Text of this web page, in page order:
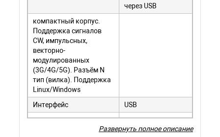
через USB
компактный корпус.
Поддержка сигналов
CW, импульсных,
векторно-
модулированных
(3G/4G/5G). Разъём N
тип (вилка). Поддержка
Linux/Windows
Интерфейс
USB
Развернуть полное описание